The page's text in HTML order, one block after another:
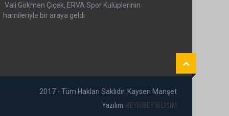
Vali Gökmen Çiçek, ERVA Spor Kulüplerinin
hamileriyle bir araya geldi
2017 - Tüm Hakları Saklıdır. Kayseri Manşet
Yazılım: BEYRİBEY BİLİŞİM